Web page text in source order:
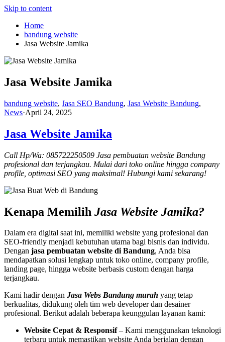
Skip to content
Home
bandung website
Jasa Website Jamika
Jasa Website Jamika
bandung website, Jasa SEO Bandung, Jasa Website Bandung,
News·April 24, 2025
Jasa Website Jamika
Call Hp/Wa: 085722250509 Jasa pembuatan website Bandung
profesional dan terjangkau. Mulai dari toko online hingga company
profile, optimasi SEO yang maksimal! Hubungi kami sekarang!
Kenapa Memilih Jasa Website Jamika?
Dalam era digital saat ini, memiliki website yang profesional dan
SEO-friendly menjadi kebutuhan utama bagi bisnis dan individu.
Dengan jasa pembuatan website di Bandung, Anda bisa
mendapatkan solusi lengkap untuk toko online, company profile,
landing page, hingga website berbasis custom dengan harga
terjangkau.
Kami hadir dengan Jasa Webs Bandung murah yang tetap
berkualitas, didukung oleh tim web developer dan desainer
profesional. Berikut adalah beberapa keunggulan layanan kami:
Website Cepat & Responsif– Kami menggunakan teknologi
terbaru untuk memastikan website Anda berjalan dengan